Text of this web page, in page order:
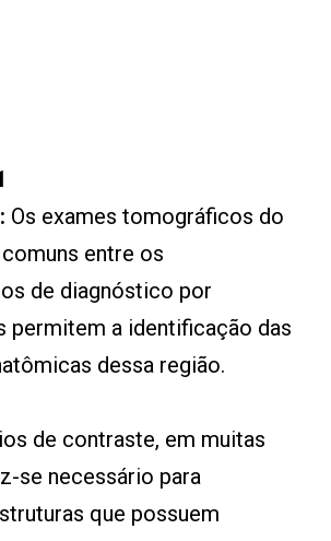
Os exames tomográficos do
entre os
de diagnóstico por
permitem a identificação das
dessa região.
de contraste, em muitas
se necessário para
que possuem